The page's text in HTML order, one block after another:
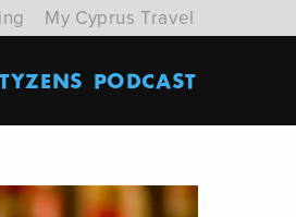
My Cyprus Travel
PODCAST